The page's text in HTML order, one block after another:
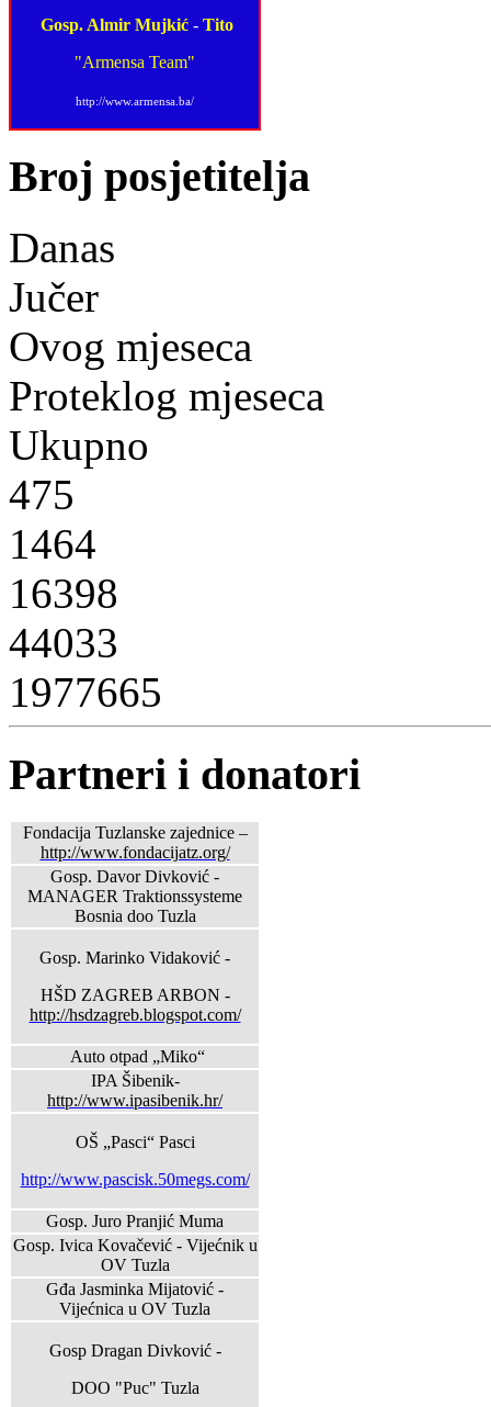
Gosp. Almir Mujkić - Tito
"Armensa Team"
http://www.armensa.ba/
Broj posjetitelja
Danas
Jučer
Ovog mjeseca
Proteklog mjeseca
Ukupno
475
1464
16398
44033
1977665
Partneri i donatori
Fondacija Tuzlanske zajednice –
http://www.fondacijatz.org/
Gosp. Davor Divković -
MANAGER Traktionssysteme
Bosnia doo Tuzla
Gosp. Marinko Vidaković -
HŠD ZAGREB ARBON -
http://hsdzagreb.blogspot.com/
Auto otpad „Miko“
IPA Šibenik-
http://www.ipasibenik.hr/
OŠ „Pasci“ Pasci
http://www.pascisk.50megs.com/
Gosp. Juro Pranjić Muma
Gosp. Ivica Kovačević - Vijećnik u
OV Tuzla
Gđa Jasminka Mijatović -
Vijećnica u OV Tuzla
Gosp Dragan Divković -
DOO "Puc" Tuzla